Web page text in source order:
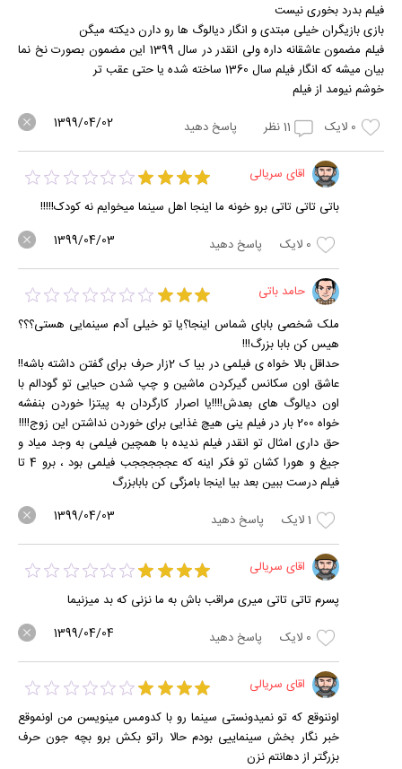
فیلم بدرد بخوری نیست
بازی بازیگران خیلی مبتدی و انگار دیالوگ ها رو دارن دیکته میگن
فیلم مضمون عاشقانه داره ولی انقدر در سال 1399 این مضمون بصورت نخ نما
بیان میشه که انگار فیلم سال 1360 ساخته شده یا حتی عقب تر
خوشم نیومد از فیلم
0 لایک 11نظر پاسخ دهید 1399/04/02
اقای سریالی
باتی تاتی تاتی برو خونه ما اینجا اهل سینما میخوایم نه کودک!!!!!
0 لایک پاسخ دهید 1399/04/03
حامد باتی
ملک شخصی بابای شماس اینجا؟یا تو خیلی آدم سینمایی هستی؟؟؟
هیس کن بابا بزرگ!!!
حداقل بالا خواه ی فیلمی در بیا ک 2زار حرف برای گفتن داشته باشه!!
عاشق اون سکانس گیرکردن ماشین و چپ شدن حیایی تو گودالم با
اون دیالوگ های بعدش!!!!یا اصرار کارگردان به پیتزا خوردن بنفشه
خواه 200 بار در فیلم ینی هیچ غذایی برای خوردن نداشتن این زوج!!!!
حق داری امثال تو انقدر فیلم ندیده با همچین فیلمی به وجد میاد و
جیغ و هورا کشان تو فکر اینه که عجججججب فیلمی بود ، برو 4 تا
فیلم درست ببین بعد بیا اینجا بامزگی کن بابابزرگ
1لایک پاسخ دهید 1399/04/03
اقای سریالی
پسرم تاتی تاتی میری مراقب باش به ما نزنی که بد میزنیما
0 لایک پاسخ دهید 1399/04/04
اقای سریالی
اوننوقع که تو نمیدونستی سینما رو با کدومس مینویسن من اونموقع
خبر نگار بخش سینماییی بودم حالا راتو بکش برو بچه جون حرف
بزرگتر از دهانتم نزن